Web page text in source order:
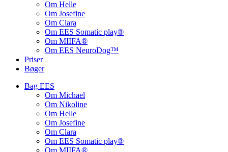
Om Helle
Om Josefine
Om Clara
Om EES Somatic play®
Om MIIFA®
Om EES NeuroDog™
Priser
Bøger
Bag EES
Om Michael
Om Nikoline
Om Helle
Om Josefine
Om Clara
Om EES Somatic play®
Om MIIFA®